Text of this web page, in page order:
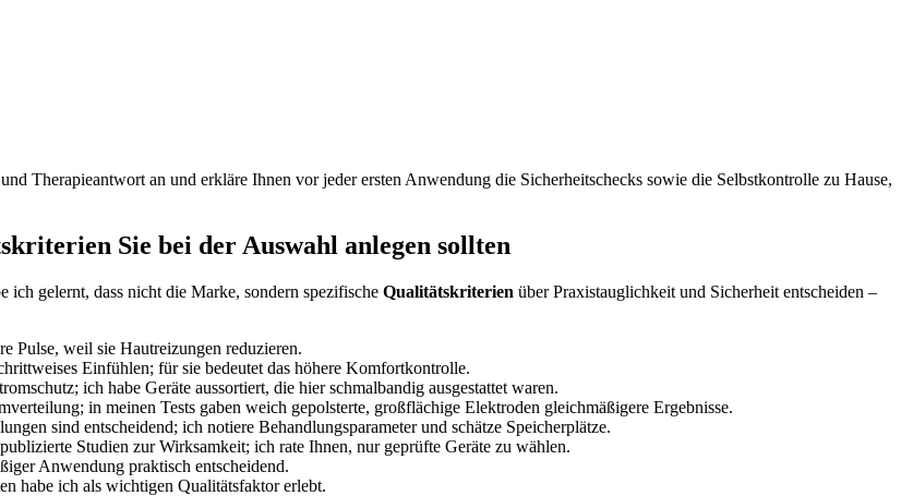
Therapieantwort an und ‌erkläre Ihnen vor jeder ersten Anwendung die Sicherheitschecks‌ sowie die Selbstkontrolle zu Hause,
Sie bei ‍der Auswahl‍ anlegen sollten
ich gelernt, dass nicht die Marke, sondern spezifische Qualitätskriterien über Praxistauglichkeit und‌ Sicherheit⁣ entscheiden – ​
Pulse, ⁣weil sie Hautreizungen reduzieren.
Einfühlen;​ für⁤ sie bedeutet das höhere ⁢Komfortkontrolle.
ich habe Geräte aussortiert, die hier schmalbandig ausgestattet waren.
in ⁢meinen Tests⁤ gaben ​weich gepolsterte, großflächige Elektroden gleichmäßigere⁢ Ergebnisse.
sind entscheidend; ich ⁤notiere Behandlungsparameter und schätze Speicherplätze.
​Studien zur Wirksamkeit; ich rate Ihnen,⁢ nur geprüfte Geräte zu ⁤wählen.
Anwendung ⁢praktisch entscheidend.
habe ich ⁣als wichtigen Qualitätsfaktor erlebt.